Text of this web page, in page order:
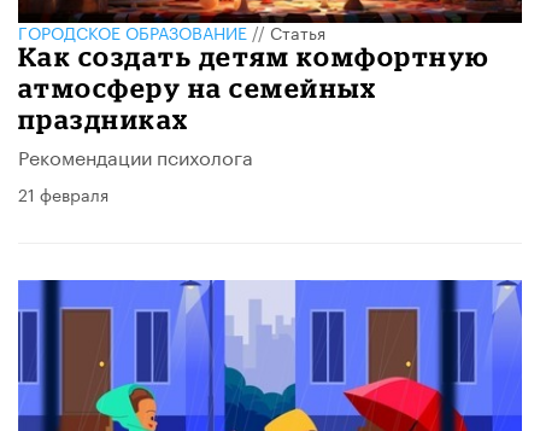
ГОРОДСКОЕ ОБРАЗОВАНИЕ//Статья
Как создать детям комфортную
атмосферу на семейных
праздниках
Рекомендации психолога
21 февраля